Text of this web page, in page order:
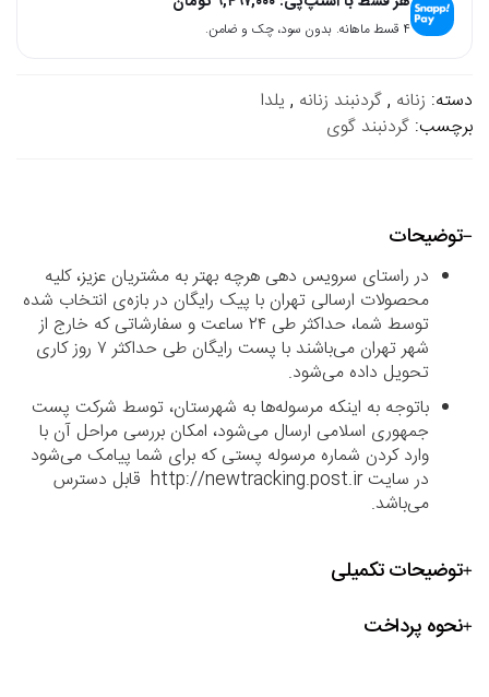
۴ قسط ماهانه. بدون سود، چک و ضامن.
دسته: زنانه ,گردنبند زنانه , یلدا
برچسب: گردنبند گوی
توضیحات
در راستای سرویس دهی هرچه بهتر به مشتریان عزیز، کلیه
محصولات ارسالی تهران با پیک رایگان در بازه‌ی انتخاب شده
توسط شما، حداکثر طی ۲۴ ساعت و سفارشاتی که خارج از
شهر تهران می‌باشند با پست رایگان طی حداکثر ۷ روز کاری
تحویل داده می‌شود.
باتوجه به اینکه مرسوله‌ها به شهرستان، توسط شرکت پست
جمهوری اسلامی ارسال می‌شود، امکان بررسی مراحل آن با
وارد کردن شماره مرسوله پستی که برای شما پیامک می‌شود
در سایت http://newtracking.post.ir قابل دسترس
می‌باشد.
توضیحات تکمیلی
نحوه پرداخت